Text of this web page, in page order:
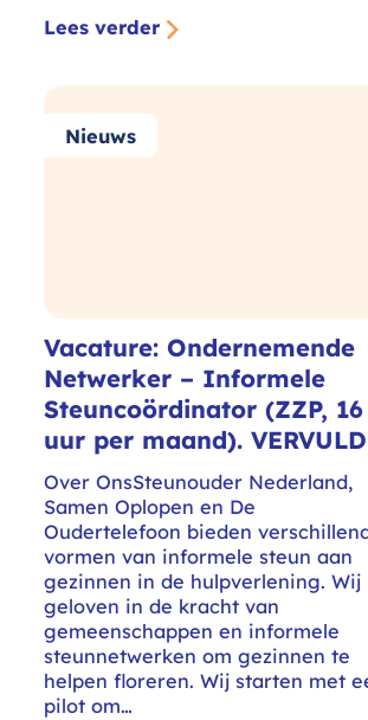
Lees verder
Nieuws
Vacature: Ondernemende
Netwerker – Informele
Steuncoördinator (ZZP, 16
uur per maand). VERVULD
Over OnsSteunouder Nederland,
Samen Oplopen en De
Oudertelefoon bieden
vormen van informele steun aan
gezinnen in de hulpverlening. Wij
geloven in de kracht van
gemeenschappen en informele
steunnetwerken om gezinnen te
helpen floreren. Wij starten met
pilot om…